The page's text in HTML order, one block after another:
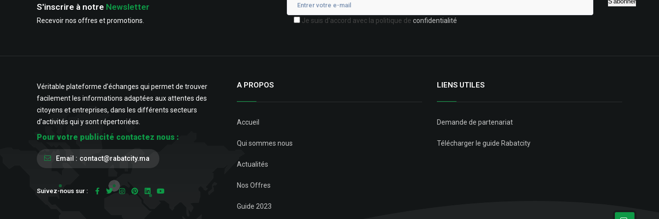
S'inscrire à notre Newsletter
Recevoir nos offres et promotions. Je suis d'accord avec la politique de confidentialité
Véritable plateforme d’échanges qui permet de trouver
facilement les informations adaptées aux attentes des
citoyens et entreprises, dans les différents secteurs
d’activités qui y sont répertoriées.
Pour votre publicité contactez nous :
Email : contact@rabatcity.ma
Suivez-nous sur :
A PROPOS
Accueil
Qui sommes nous
Actualités
Nos Offres
Guide 2023
LIENS UTILES
Demande de partenariat
Télécharger le guide Rabatcity